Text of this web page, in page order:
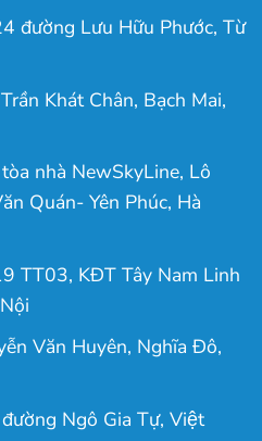
đường Lưu Hữu Phước, Từ
Khát Chân, Bạch Mai,
nhà NewSkyLine, Lô
Quán- Yên Phúc, Hà
TT03, KĐT Tây Nam Linh
Văn Huyên, Nghĩa Đô,
Ngô Gia Tự, Việt